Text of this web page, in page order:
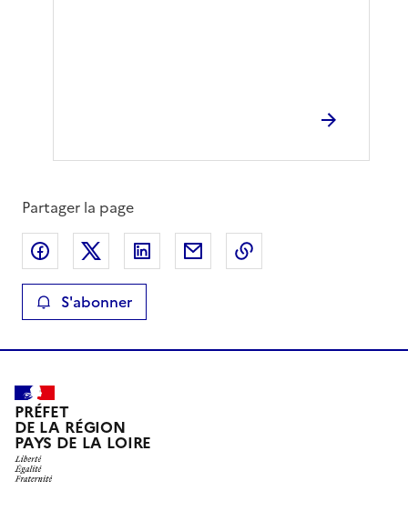
Partager la page
Partager sur Facebook
Partager sur XPartager sur LinkedIn
Partager par email
S'abonner
PRÉFET
DE LA RÉGION
PAYS DE LA LOIRE